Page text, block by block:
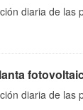
diaria de las
diaria de las